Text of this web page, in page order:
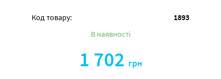
Код товару:
1893
В наявності
1 702 грн